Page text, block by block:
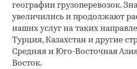
географии грузоперевозок.
увеличились и продолжают
наших услуг на таких
Турция, Казахстан и другие
Средняя и Юго-Восточная
Восток.